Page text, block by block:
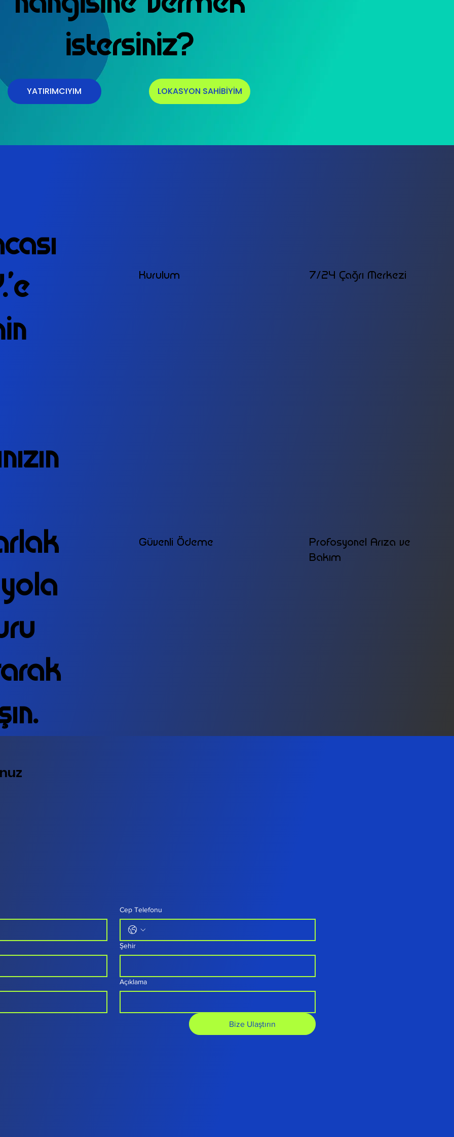
istersiniz?
YATIRIMCIYIM LOKASYON SAHİBİYİM
Kurulum 7/24 Çağrı Merkezi
Güvenli Ödeme
Profosyonel Arıza ve
Bakım
Cep Telefonu
Şehir
Açıklama
Bize Ulaştırın